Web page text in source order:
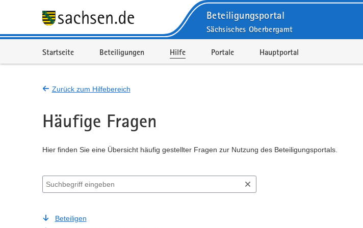
Beteiligungsportal
Sächsisches Oberbergamt
Startseite Beteiligungen Hilfe Portale Hauptportal
Zurück zum Hilfebereich
Häufige Fragen
Hier finden Sie eine Übersicht häufig gestellter Fragen zur Nutzung des Beteiligungsportals.
Suchbegriff eingeben
Beteiligen